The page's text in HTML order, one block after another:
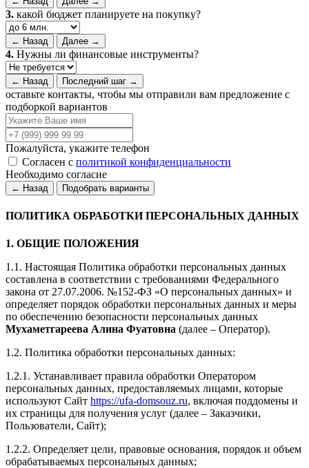
3. какой бюджет планируете на покупку?
← Назад Далее →
4. Нужны ли финансовые инструменты?
← Назад Последний шаг →
оставьте контакты, чтобы мы отправили вам предложение с
подборкой вариантов
Пожалуйста, укажите телефон
Согласен с политикой конфиденциальности
Необходимо согласие
← Назад Подобрать варианты
ПОЛИТИКА ОБРАБОТКИ ПЕРСОНАЛЬНЫХ ДАННЫХ
1. ОБЩИЕ ПОЛОЖЕНИЯ
1.1. Настоящая Политика обработки персональных данных
составлена в соответствии с требованиями Федерального
закона от 27.07.2006. №152-ФЗ «О персональных данных» и
определяет порядок обработки персональных данных и меры
по обеспечению безопасности персональных данных
Мухаметгареева Алина Фуатовна (далее – Оператор).
1.2. Политика обработки персональных данных:
1.2.1. Устанавливает правила обработки Оператором
персональных данных, предоставляемых лицами, которые
используют Сайт https://ufa-domsouz.ru, включая поддомены и
их страницы для получения услуг (далее – Заказчики,
Пользователи, Сайт);
1.2.2. Определяет цели, правовые основания, порядок и объем
обрабатываемых персональных данных;